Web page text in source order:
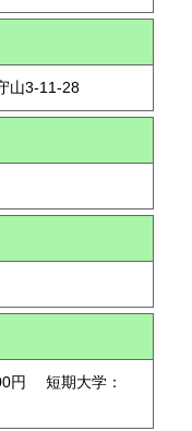
山3-11-28
円 短期大学：